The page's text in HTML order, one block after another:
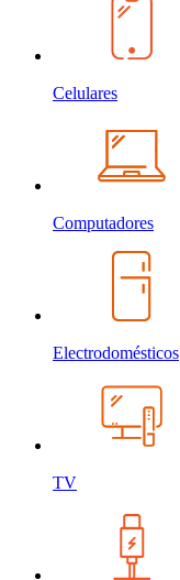
Celulares
Computadores
Electrodomésticos
TV